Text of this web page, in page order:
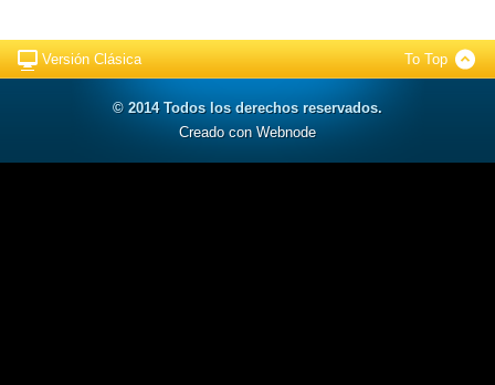
Versión Clásica To Top
© 2014 Todos los derechos reservados.
Creado con Webnode